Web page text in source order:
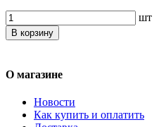
шт
В корзину
О магазине
Новости
Как купить и оплатить